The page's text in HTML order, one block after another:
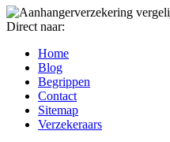
Direct naar:
Home
Blog
Begrippen
Contact
Sitemap
Verzekeraars